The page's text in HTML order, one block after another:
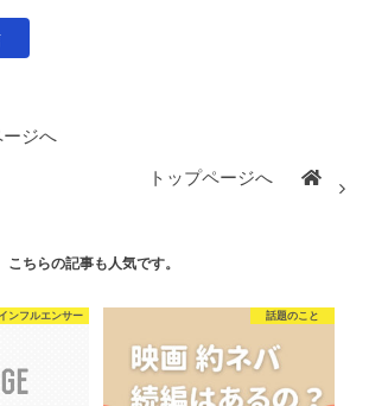
ージへ
トップページへ
こちらの記事も人気です。
ンフルエンサー 話題のこと